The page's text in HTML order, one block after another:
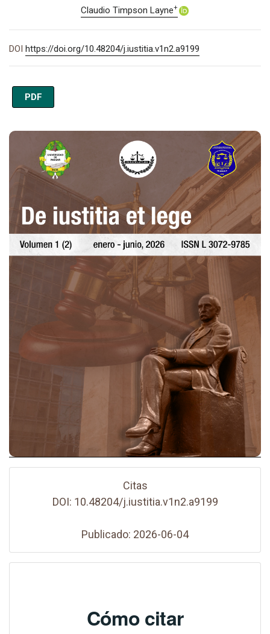
Claudio Timpson Layne+
DOI https://doi.org/10.48204/j.iustitia.v1n2.a9199
PDF
Imagen de portada
Citas
DOI: 10.48204/j.iustitia.v1n2.a9199
Publicado: 2026-06-04
Cómo citar